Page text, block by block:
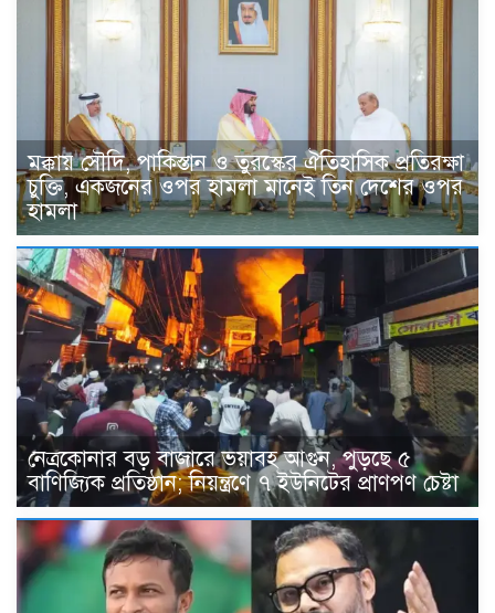
মক্কায় সৌদি, পাকিস্তান ও তুরস্কের ঐতিহাসিক প্রতিরক্ষা
চুক্তি, একজনের ওপর হামলা মানেই তিন দেশের ওপর
হামলা
নেত্রকোনার বড় বাজারে ভয়াবহ আগুন, পুড়ছে ৫
বাণিজ্যিক প্রতিষ্ঠান; নিয়ন্ত্রণে ৭ ইউনিটের প্রাণপণ চেষ্টা